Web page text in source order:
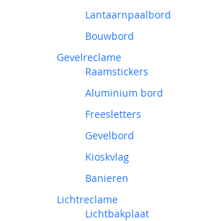
Lantaarnpaalbord
Bouwbord
Gevelreclame
Raamstickers
Aluminium bord
Freesletters
Gevelbord
Kioskvlag
Banieren
Lichtreclame
Lichtbakplaat